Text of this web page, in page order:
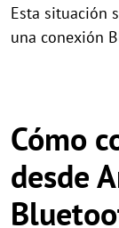
Esta situación
una conexión
Cómo
desde